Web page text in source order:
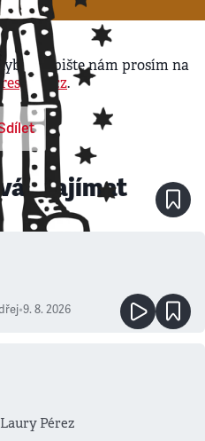
napište nám prosím na
.
zajímat
•9. 8. 2026
Pérez